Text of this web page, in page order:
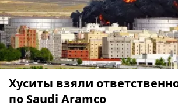
Хуситы взяли
по Saudi Aramco